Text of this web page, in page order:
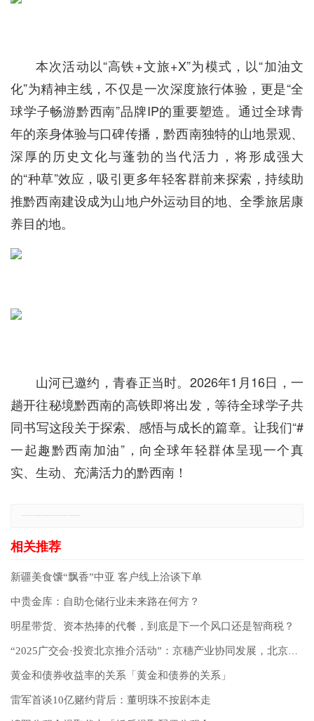
本次活动以“高铁+文旅+X”为模式，以“加油文
化”为精神主线，不仅是一次深度旅行体验，更是“全
球学子畅游黔西南”品牌IP的重要塑造。通过全球青
年的亲身体验与口碑传播，黔西南独特的山地景观、
深厚的历史文化与蓬勃的当代活力，将形成强大
的“种草”效应，吸引更多年轻客群前来探索，持续助
推黔西南建设成为山地户外运动目的地、全季旅居康
养目的地。
山河已邀约，青春正当时。2026年1月16日，一
趟开往秘境黔西南的高铁即将出发，等待全球学子共
同书写这段关于探索、感悟与成长的篇章。让我们“#
一起趣黔西南加油”，向全球年轻群体呈现一个真
实、生动、充满活力的黔西南！
新疆美食馕“飘香”中亚 客户线上洽谈下单
中贵金库：自助仓储行业未来路在何方？
明星带货、资本热捧的代餐，到底是下一个风口还是智商税？
“2025广交会·投资北京推介活动”：京穗产业协同发展，北京各区展示多元投资机遇
黄金和债券收益率的关系「黄金和债券的关系」
雷军首谈10亿赌约背后：董明珠不按剧本走